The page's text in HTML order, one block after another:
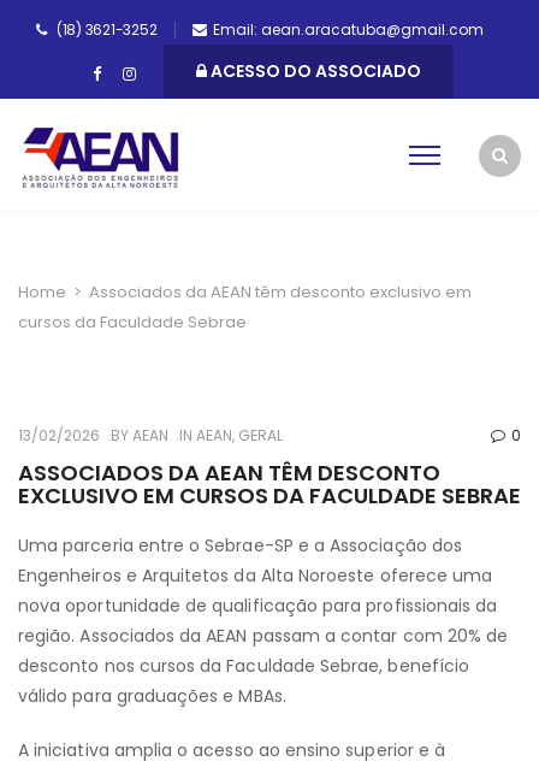
(18) 3621-3252 Email: aean.aracatuba@gmail.com
ACESSO DO ASSOCIADO
Home > Associados da AEAN têm desconto exclusivo em
cursos da Faculdade Sebrae
13/02/2026 BYAEAN IN AEAN, GERAL 0
ASSOCIADOS DA AEAN TÊM DESCONTO
EXCLUSIVO EM CURSOS DA FACULDADE SEBRAE
Uma parceria entre o Sebrae-SP e a Associação dos
Engenheiros e Arquitetos da Alta Noroeste oferece uma
nova oportunidade de qualificação para profissionais da
região. Associados da AEAN passam a contar com 20% de
desconto nos cursos da Faculdade Sebrae, benefício
válido para graduações e MBAs.
A iniciativa amplia o acesso ao ensino superior e à